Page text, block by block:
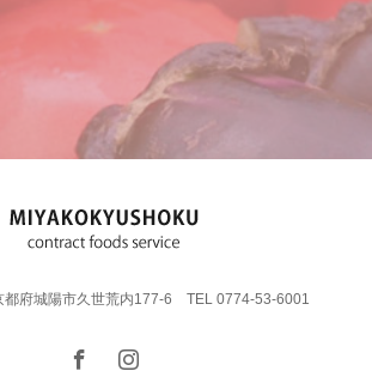
府城陽市久世荒内177-6 TEL 0774-53-6001